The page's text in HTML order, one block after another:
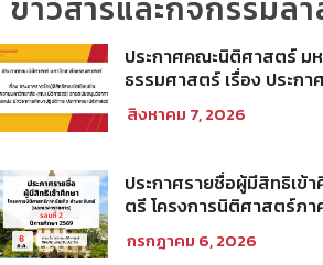
ประกาศคณะนิติศาสตร์ ม
ธรรมศาสตร์ เรื่อง ประก
ข้อเขียนเป็น พนักงานมหา
นิติศาสตร์) สายสนับสนุนวิ
สิงหาคม 7, 2026
ประกาศรายชื่อผู้มีสิทธิเข้
ตรี โครงการนิติศาสตร์ภ
ศึกษา 2569 รอบที่ 2
กรกฎาคม 6, 2026